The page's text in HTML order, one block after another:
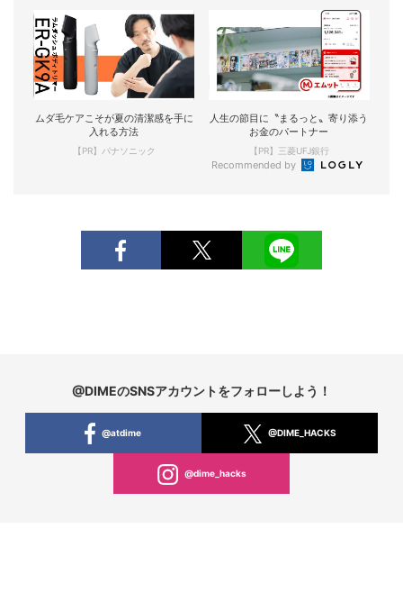
ムダ毛ケアこそが夏の清潔感を手に
入れる方法
【PR】パナソニック
人生の節目に〝まるっと〟寄り添う
お金のパートナー
【PR】三菱UFJ銀行
Recommended by
@DIMEのSNSアカウントをフォローしよう！
@atdime @DIME_HACKS
@dime_hacks